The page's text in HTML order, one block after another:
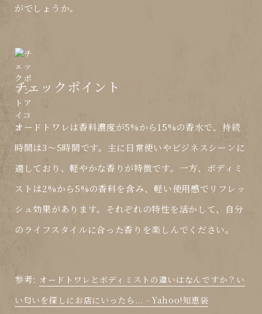
がでしょうか。
チェックポイント
オードトワレは香料濃度が5%から15%の香水で、持続
時間は3〜5時間です。主に日常使いやビジネスシーンに
適しており、軽やかな香りが特徴です。一方、ボディミ
ストは2%から5%の香料を含み、軽い使用感でリフレッ
シュ効果があります。それぞれの特性を活かして、自分
のライフスタイルに合った香りを楽しんでください。
参考: オードトワレとボディミストの違いはなんですか？い
い匂いを探しにお店にいったら... - Yahoo!知恵袋